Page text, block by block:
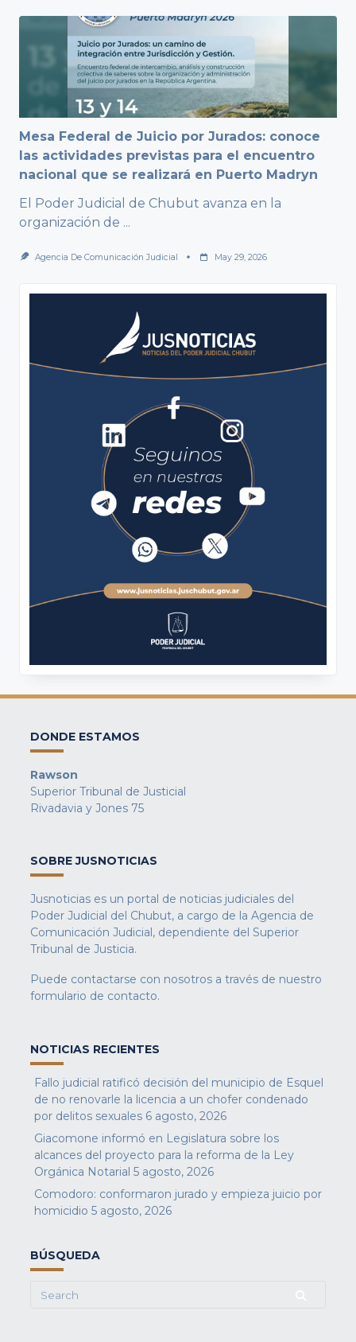
Mesa Federal de Juicio por Jurados: conoce
las actividades previstas para el encuentro
nacional que se realizará en Puerto Madryn
El Poder Judicial de Chubut avanza en la
organización de ...
Agencia De Comunicación Judicial May 29, 2026
DONDE ESTAMOS
Rawson
Superior Tribunal de Justicial
Rivadavia y Jones 75
SOBRE JUSNOTICIAS
Jusnoticias es un portal de noticias judiciales del
Poder Judicial del Chubut, a cargo de la Agencia de
Comunicación Judicial, dependiente del Superior
Tribunal de Justicia.
Puede contactarse con nosotros a través de nuestro
formulario de contacto.
NOTICIAS RECIENTES
Fallo judicial ratificó decisión del municipio de Esquel
de no renovarle la licencia a un chofer condenado
por delitos sexuales 6 agosto, 2026
Giacomone informó en Legislatura sobre los
alcances del proyecto para la reforma de la Ley
Orgánica Notarial 5 agosto, 2026
Comodoro: conformaron jurado y empieza juicio por
homicidio 5 agosto, 2026
BÚSQUEDA
Search